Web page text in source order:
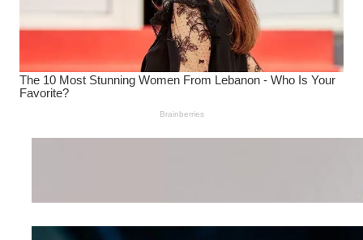
Wanita Pamer Pakaian
Kepribadian